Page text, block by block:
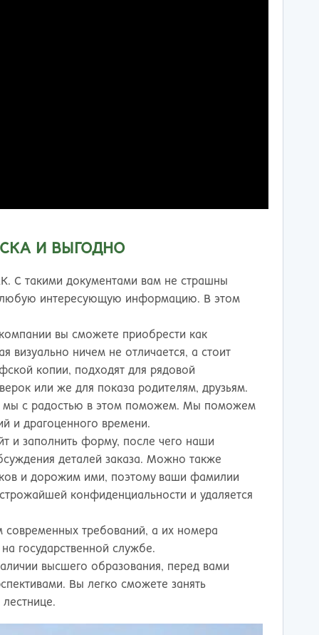
И ВЫГОДНО
С такими документами вам не страшны
любую интересующую информацию. В этом
вы сможете приобрести как
визуально ничем не отличается, а стоит
копии, подходят для рядовой
или же для показа родителям, друзьям.
мы с радостью в этом поможем. Мы поможем
и драгоценного времени.
и заполнить форму, после чего наши
деталей заказа. Можно также
и дорожим ими, поэтому ваши фамилии
конфиденциальности и удаляется
современных требований, а их номера
государственной службе.
высшего образования, перед вами
Вы легко сможете занять